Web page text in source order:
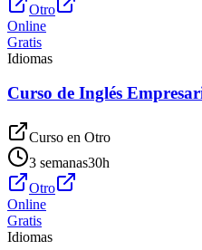
Otro
Online
Gratis
Idiomas
Curso de Inglés
Curso en Otro
3 semanas30h
Otro
Online
Gratis
Idiomas